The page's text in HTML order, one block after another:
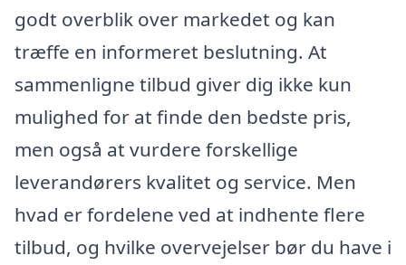
godt overblik over markedet og kan
træffe en informeret beslutning. At
sammenligne tilbud giver dig ikke kun
mulighed for at finde den bedste pris,
men også at vurdere forskellige
leverandørers kvalitet og service. Men
hvad er fordelene ved at indhente flere
tilbud, og hvilke overvejelser bør du have i